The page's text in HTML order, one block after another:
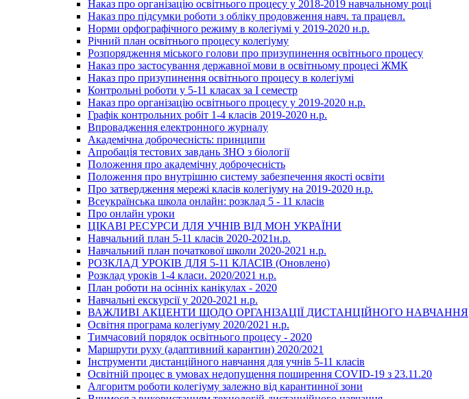
Наказ про організацію освітнього процесу у 2018-2019 навчальному році
Наказ про підсумки роботи з обліку продовження навч. та працевл.
Норми орфографічного режиму в колегіумі у 2019-2020 н.р.
Річний план освітнього процесу колегіуму
Розпорядження міського голови про призупинення освітнього процесу
Наказ про застосування державної мови в освітньому процесі ЖМК
Наказ про призупинення освітнього процесу в колегіумі
Контрольні роботи у 5-11 класах за І семестр
Наказ про організацію освітнього процесу у 2019-2020 н.р.
Графік контрольних робіт 1-4 класів 2019-2020 н.р.
Впровадження електронного журналу
Академічна доброчесність: принципи
Апробація тестових завдань ЗНО з біології
Положення про академічну доброчесність
Положення про внутрішню систему забезпечення якості освіти
Про затвердження мережі класів колегіуму на 2019-2020 н.р.
Всеукраїнська школа онлайн: розклад 5 - 11 класів
Про онлайн уроки
ЦІКАВІ РЕСУРСИ ДЛЯ УЧНІВ ВІД МОН УКРАЇНИ
Навчальний план 5-11 класів 2020-2021н.р.
Навчальний план початкової школи 2020-2021 н.р.
РОЗКЛАД УРОКІВ ДЛЯ 5-11 КЛАСІВ (Оновлено)
Розклад уроків 1-4 класи. 2020/2021 н.р.
План роботи на осінніх канікулах - 2020
Навчальні екскурсії у 2020-2021 н.р.
ВАЖЛИВІ АКЦЕНТИ ЩОДО ОРГАНІЗАЦІЇ ДИСТАНЦІЙНОГО НАВЧАННЯ
Освітня програма колегіуму 2020/2021 н.р.
Тимчасовий порядок освітнього процесу - 2020
Маршрути руху (адаптивний карантин) 2020/2021
Інструменти дистанційного навчання для учнів 5-11 класів
Освітній процес в умовах недопущення поширення COVID-19 з 23.11.20
Алгоритм роботи колегіуму залежно від карантинної зони